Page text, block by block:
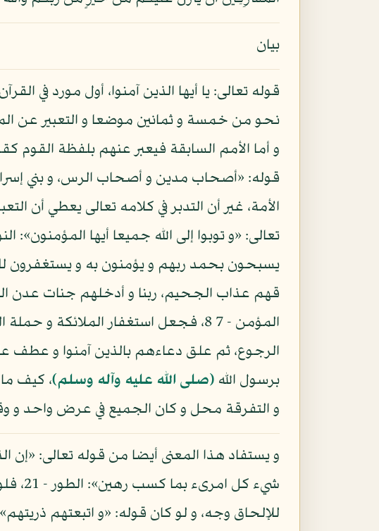
بيان
قوله تعالى: يا أيها الذين آمنوا، أول مورد في
نحو من خمسة و ثمانين موضعا و التعبير عن
و أما الأمم السابقة فيعبر عنهم بلفظة القوم
قوله: «أصحاب مدين و أصحاب الرس، و بني
الأمة، غير أن التدبر في كلامه تعالى يعطي أن
يسبحون بحمد ربهم و يؤمنون به و يستغفرون
قهم عذاب الجحيم، ربنا و أدخلهم جنات عدن
المؤمن - 7 8، فجعل استغفار الملائكة و
الرجوع، ثم علق دعاءهم بالذين آمنوا و عطف
برسول الله (صلى الله عليه وآله وسلم)، كيف ما
و التفرقة محل و كان الجميع في عرض واحد و
و يستفاد هذا المعنى أيضا من قوله تعالى: «إن
شيء
للإلحاق وجه، و لو كان قوله: «و اتبعتهم